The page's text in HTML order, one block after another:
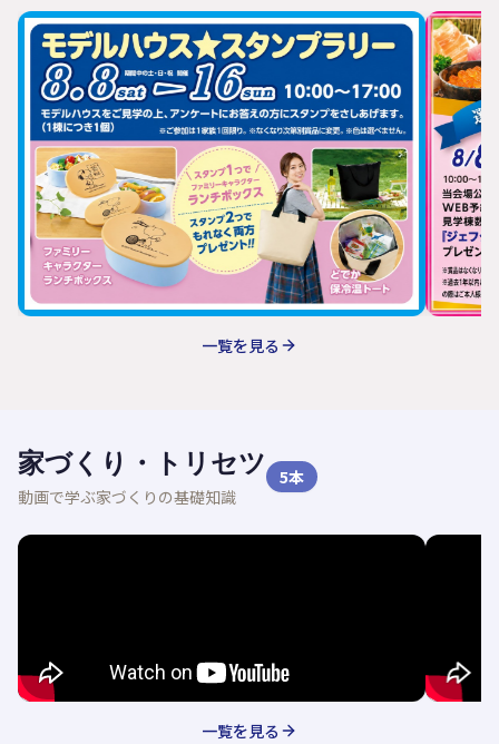
一覧を見る
家づくり・トリセツ
動画で学ぶ家づくりの基礎知識
5本
一覧を見る